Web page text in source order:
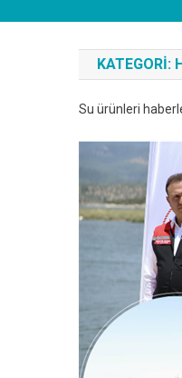
KATEGORI:
Su ürünleri